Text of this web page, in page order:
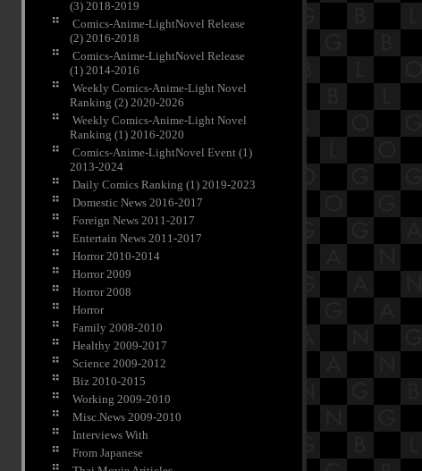
(3) 2018-2019
Comics-Anime-LightNovel Release
(2) 2016-2018
Comics-Anime-LightNovel Release
(1) 2014-2016
Weekly Comics-Anime-Light Novel
Ranking (2) 2020-2026
Weekly Comics-Anime-Light Novel
Ranking (1) 2016-2020
Comics-Anime-LightNovel Event (1)
2013-2024
Daily Comics Ranking (1) 2019-2023
Domestic News 2016-2017
Foreign News 2011-2017
Entertain News 2011-2017
Horror 2010-2014
Horror 2009
Horror 2008
Horror
Family 2008-2010
Healthy 2009-2017
Science 2009-2012
Biz 2010-2015
Working 2009-2010
Misc.News 2009-2010
Interviews With
From Japanese